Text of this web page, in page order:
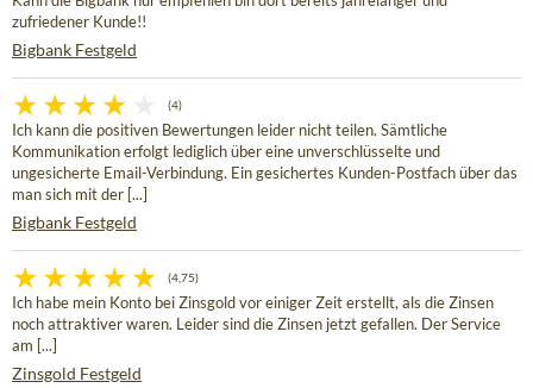
zufriedener Kunde!!
Bigbank Festgeld
(4)
Ich kann die positiven Bewertungen leider nicht teilen. Sämtliche
Kommunikation erfolgt lediglich über eine unverschlüsselte und
ungesicherte Email-Verbindung. Ein gesichertes Kunden-Postfach über das
man sich mit der [...]
Bigbank Festgeld
(4,75)
Ich habe mein Konto bei Zinsgold vor einiger Zeit erstellt, als die Zinsen
noch attraktiver waren. Leider sind die Zinsen jetzt gefallen. Der Service
am [...]
Zinsgold Festgeld